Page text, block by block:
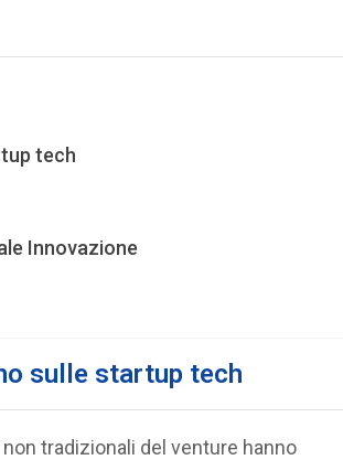
tech
Innovazione
sulle startup tech
tradizionali del venture hanno